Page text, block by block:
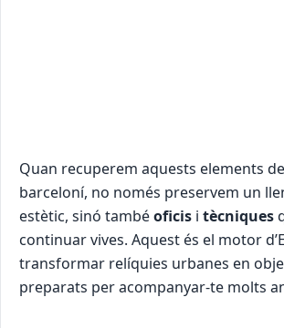
Quan recuperem aquests elements
barceloní, no només preservem un
estètic, sinó tambéoficis i tècniques
continuar vives. Aquest és el motor
transformar relíquies urbanes en
preparats per acompanyar-te molts